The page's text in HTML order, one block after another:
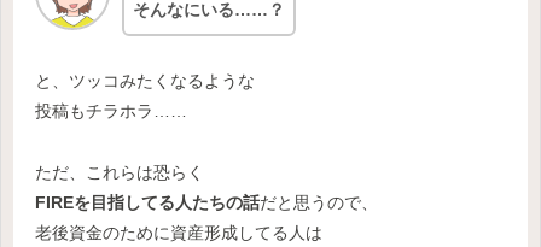
そんなにいる……？
と、ツッコみたくなるような
投稿もチラホラ……
ただ、これらは恐らく
FIREを目指してる人たちの話だと思うので、
老後資金のために資産形成してる人は